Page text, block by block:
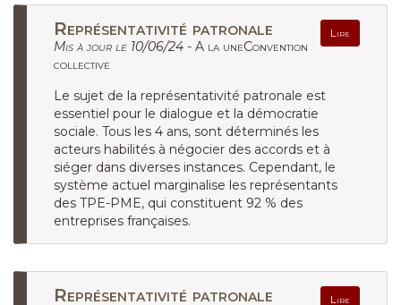
Représentativité patronale Lire
Mis à jour le 10/06/24 - A la uneConvention
collective
Le sujet de la représentativité patronale est
essentiel pour le dialogue et la démocratie
sociale. Tous les 4 ans, sont déterminés les
acteurs habilités à négocier des accords et à
siéger dans diverses instances. Cependant, le
système actuel marginalise les représentants
des TPE-PME, qui constituent 92 % des
entreprises françaises.
Représentativité patronale Lire